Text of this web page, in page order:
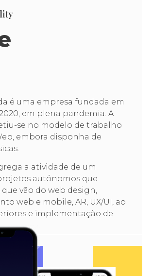
é uma empresa fundada em
em plena pandemia. A
se no modelo de trabalho
embora disponha de
a atividade de um
autónomos que
vão do web design,
web e mobile, AR, UX/UI, ao
e implementação de